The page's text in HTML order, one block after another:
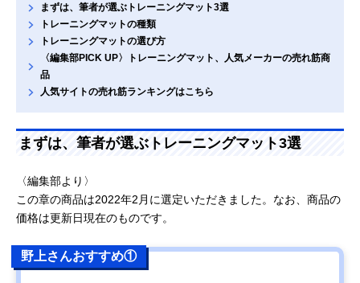
まずは、筆者が選ぶトレーニングマット3選
トレーニングマットの種類
トレーニングマットの選び方
〈編集部PICK UP〉トレーニングマット、人気メーカーの売れ筋商
品
人気サイトの売れ筋ランキングはこちら
まずは、筆者が選ぶトレーニングマット3選
〈編集部より〉
この章の商品は2022年2月に選定いただきました。なお、商品の
価格は更新日現在のものです。
野上さんおすすめ①